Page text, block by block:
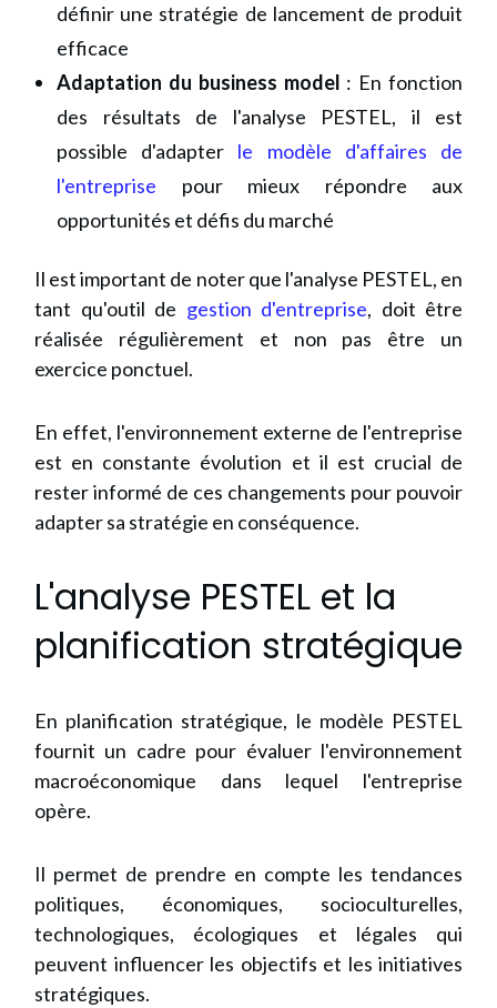
définir une stratégie de lancement de produit
efficace
Adaptation du business model : En fonction
des résultats de l'analyse PESTEL, il est
possible d'adapter le modèle d'affaires de
l'entreprise pour mieux répondre aux
opportunités et défis du marché
Il est important de noter que l'analyse PESTEL, en
tant qu'outil de gestion d'entreprise, doit être
réalisée régulièrement et non pas être un
exercice ponctuel.
En effet, l'environnement externe de l'entreprise
est en constante évolution et il est crucial de
rester informé de ces changements pour pouvoir
adapter sa stratégie en conséquence.
L'analyse PESTEL et la
planification stratégique
En planification stratégique, le modèle PESTEL
fournit un cadre pour évaluer l'environnement
macroéconomique dans lequel l'entreprise
opère.
Il permet de prendre en compte les tendances
politiques, économiques, socioculturelles,
technologiques, écologiques et légales qui
peuvent influencer les objectifs et les initiatives
stratégiques.